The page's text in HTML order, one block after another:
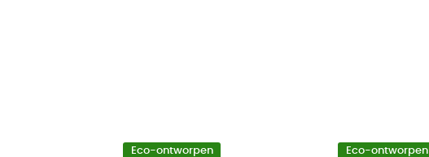
Eco-ontworpen Eco-ontworpen